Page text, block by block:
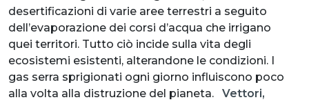
desertificazioni di varie aree terrestri a seguito
dell’evaporazione dei corsi d’acqua che irrigano
quei territori. Tutto ciò incide sulla vita degli
ecosistemi esistenti, alterandone le condizioni. I
gas serra sprigionati ogni giorno influiscono poco
alla volta alla distruzione del pianeta. Vettori,